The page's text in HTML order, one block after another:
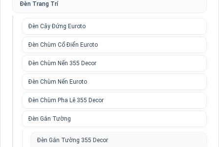
Đèn Trang Trí
Đèn Cây Đứng Euroto
Đèn Chùm Cổ Điển Euroto
Đèn Chùm Nến 355 Decor
Đèn Chùm Nến Euroto
Đèn Chùm Pha Lê 355 Decor
Đèn Gắn Tường
Đèn Gắn Tường 355 Decor